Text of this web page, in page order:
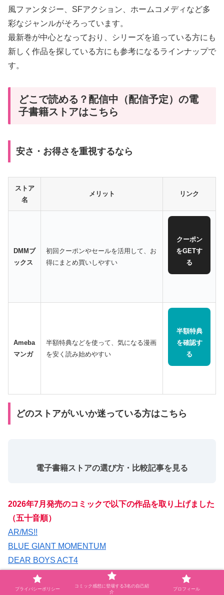
風ファンタジー、SFアクション、ホームコメディなど多
彩なジャンルがそろっています。
最新巻が中心となっており、シリーズを追っている方にも
新しく作品を探している方にも参考になるラインナップで
す。
どこで読める？配信中（配信予定）の電
子書籍ストアはこちら
安さ・お得さを重視するなら
ストア
名
メリット リンク
DMMブ
ックス
初回クーポンやセールを活用して、お
得にまとめ買いしやすい
クーポン
をGETす
る
Ameba
マンガ
半額特典などを使って、気になる漫画
を安く読み始めやすい
半額特典
を確認す
る
どのストアがいいか迷っている方はこちら
電子書籍ストアの選び方・比較記事を見る
2026年7月発売のコミックで以下の作品を取り上げました
（五十音順）
AR/MS!!
BLUE GIANT MOMENTUM
DEAR BOYS ACT4
GIANT KILLING
HUNTER×HUNTER
プライバシーポリシー
コミック感想に登場する3名の自己紹
介
プロフィール